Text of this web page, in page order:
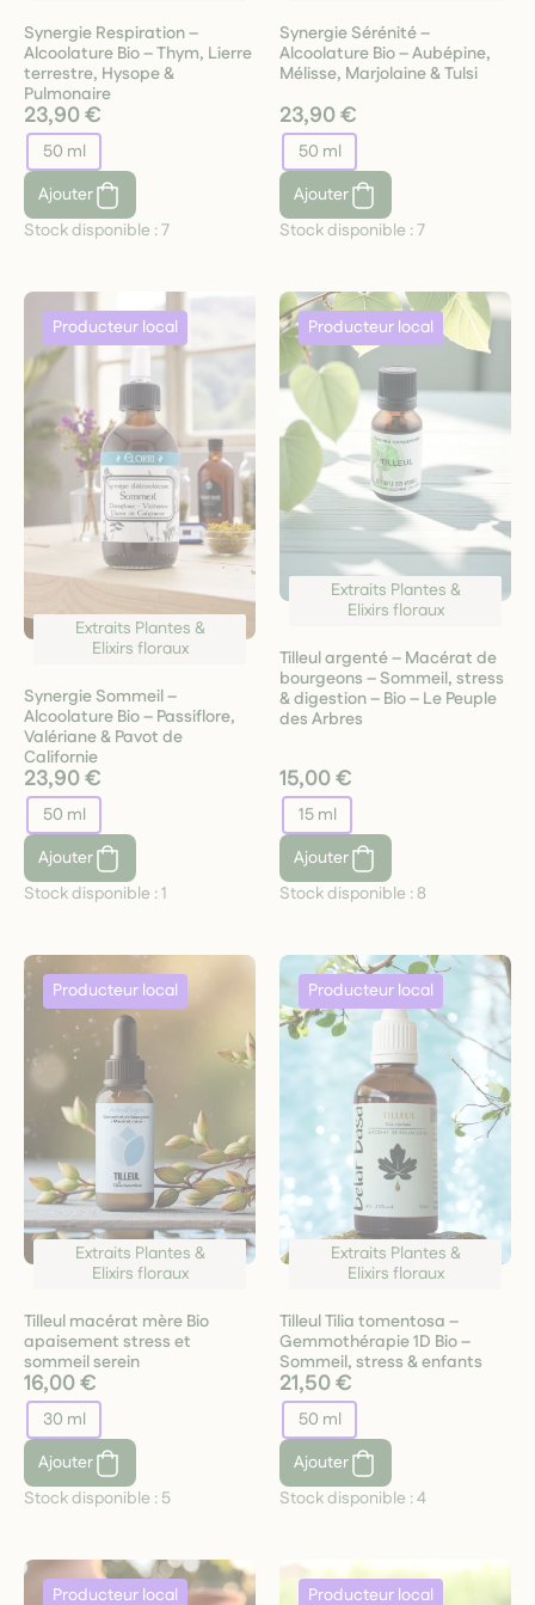
Synergie Respiration –
Alcoolature Bio – Thym, Lierre
terrestre, Hysope &
Pulmonaire
23,90 €
50 ml
Ajouter
Stock disponible :7
Synergie Sérénité –
Alcoolature Bio – Aubépine,
Mélisse, Marjolaine & Tulsi
23,90 €
50 ml
Ajouter
Stock disponible :7
Extraits Plantes &
Elixirs floraux
Synergie Sommeil –
Alcoolature Bio – Passiflore,
Valériane & Pavot de
Californie
23,90 €
50 ml
Ajouter
Stock disponible :1
Extraits Plantes &
Elixirs floraux
Tilleul argenté – Macérat de
bourgeons – Sommeil, stress
& digestion – Bio – Le Peuple
des Arbres
15,00 €
15 ml
Ajouter
Stock disponible :8
Extraits Plantes &
Elixirs floraux
Tilleul macérat mère Bio
apaisement stress et
sommeil serein
16,00 €
30 ml
Ajouter
Stock disponible : 5
Extraits Plantes &
Elixirs floraux
Tilleul Tilia tomentosa –
Gemmothérapie 1D Bio –
Sommeil, stress & enfants
21,50 €
50 ml
Ajouter
Stock disponible :4